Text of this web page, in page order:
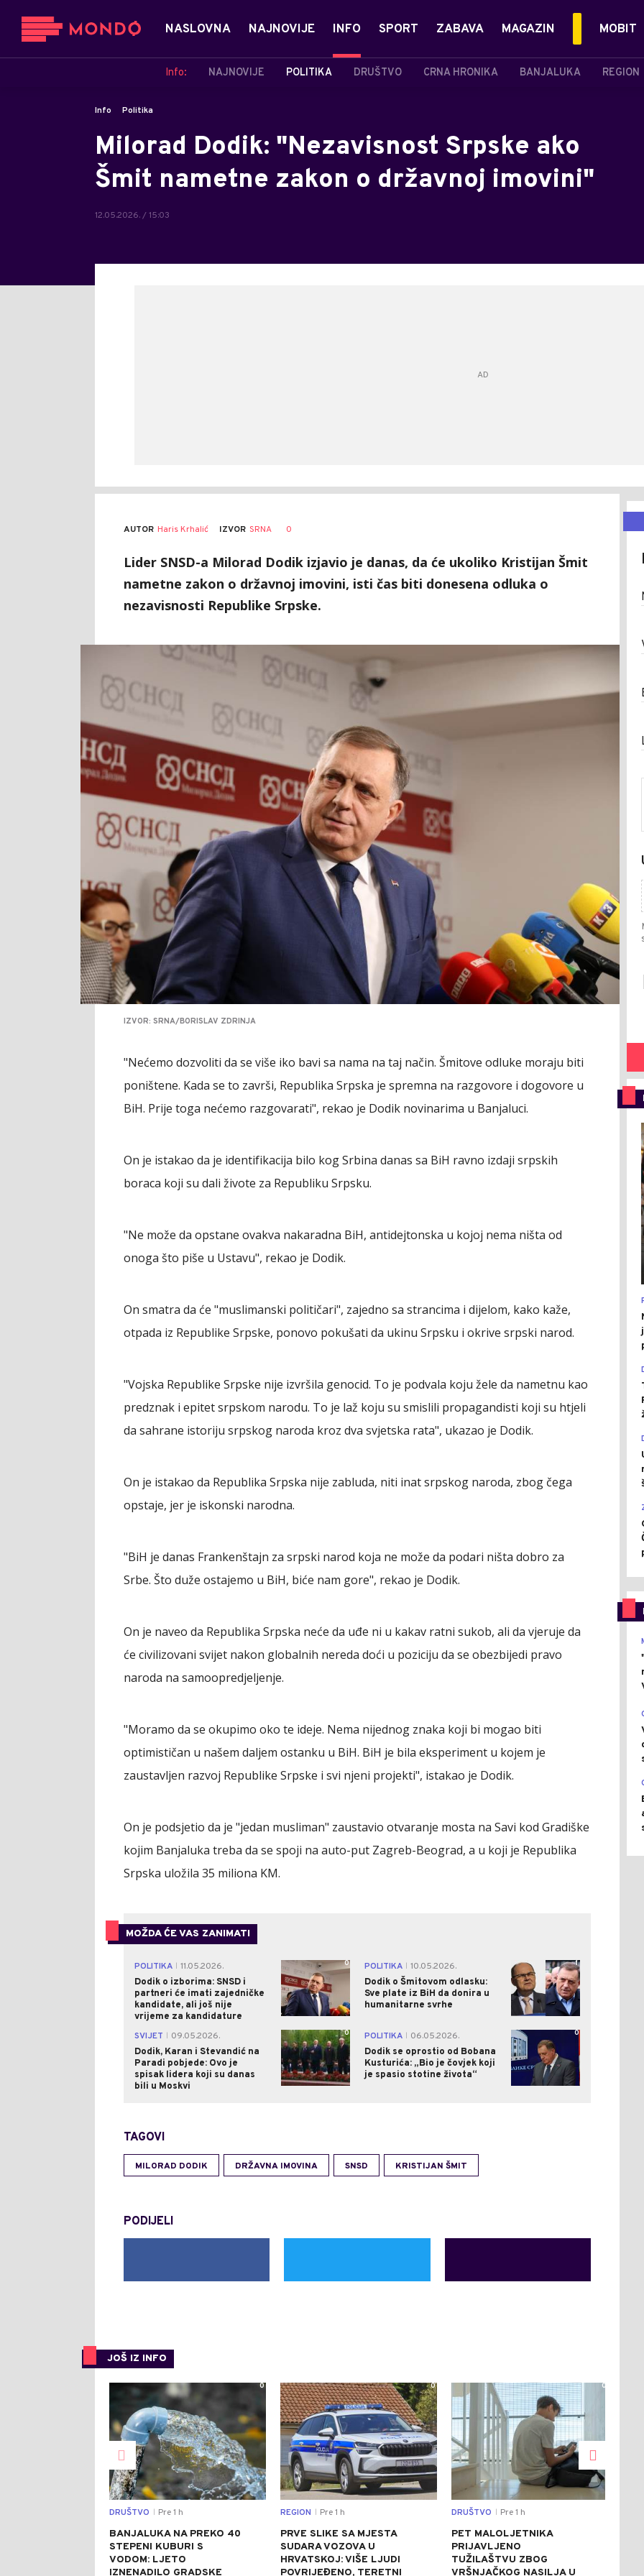
NASLOVNA NAJNOVIJE INFO
Info: NAJNOVIJE POLITIKA DRUŠTVO CRNA HRONIKA BANJALUKA REGION
SPORT ZABAVA MAGAZIN MOBIT
Info Politika
Milorad Dodik: "Nezavisnost Srpske ako
Šmit nametne zakon o državnoj imovini"
12.05.2026. / 15:03
AUTOR Haris Krhalić IZVOR SRNA 0
Lider SNSD-a Milorad Dodik izjavio je danas, da će ukoliko Kristijan Šmit
nametne zakon o državnoj imovini, isti čas biti donesena odluka o
nezavisnosti Republike Srpske.
IZVOR: SRNA/BORISLAV ZDRINJA
"Nećemo dozvoliti da se više iko bavi sa nama na taj način. Šmitove odluke moraju biti
poništene. Kada se to završi, Republika Srpska je spremna na razgovore i dogovore u
BiH. Prije toga nećemo razgovarati", rekao je Dodik novinarima u Banjaluci.
On je istakao da je identifikacija bilo kog Srbina danas sa BiH ravno izdaji srpskih
boraca koji su dali živote za Republiku Srpsku.
"Ne može da opstane ovakva nakaradna BiH, antidejtonska u kojoj nema ništa od
onoga što piše u Ustavu", rekao je Dodik.
On smatra da će "muslimanski političari", zajedno sa strancima i dijelom, kako kaže,
otpada iz Republike Srpske, ponovo pokušati da ukinu Srpsku i okrive srpski narod.
"Vojska Republike Srpske nije izvršila genocid. To je podvala koju žele da nametnu kao
predznak i epitet srpskom narodu. To je laž koju su smislili propagandisti koji su htjeli
da sahrane istoriju srpskog naroda kroz dva svjetska rata", ukazao je Dodik.
On je istakao da Republika Srpska nije zabluda, niti inat srpskog naroda, zbog čega
opstaje, jer je iskonski narodna.
"BiH je danas Frankenštajn za srpski narod koja ne može da podari ništa dobro za
Srbe. Što duže ostajemo u BiH, biće nam gore", rekao je Dodik.
On je naveo da Republika Srpska neće da uđe ni u kakav ratni sukob, ali da vjeruje da
će civilizovani svijet nakon globalnih nereda doći u poziciju da se obezbijedi pravo
naroda na samoopredjeljenje.
"Moramo da se okupimo oko te ideje. Nema nijednog znaka koji bi mogao biti
optimističan u našem daljem ostanku u BiH. BiH je bila eksperiment u kojem je
zaustavljen razvoj Republike Srpske i svi njeni projekti", istakao je Dodik.
On je podsjetio da je "jedan musliman" zaustavio otvaranje mosta na Savi kod Gradiške
kojim Banjaluka treba da se spoji na auto-put Zagreb-Beograd, a u koji je Republika
Srpska uložila 35 miliona KM.
MOŽDA ĆE VAS ZANIMATI
POLITIKA
11.05.2026.
Dodik o izborima: SNSD i
partneri će imati zajedničke
kandidate, ali još nije
vrijeme za kandidature
0 POLITIKA
10.05.2026.
Dodik o Šmitovom odlasku:
Sve plate iz BiH da donira u
humanitarne svrhe
1
SVIJET
09.05.2026.
Dodik, Karan i Stevandić na
Paradi pobjede: Ovo je
spisak lidera koji su danas
bili u Moskvi
0 POLITIKA
06.05.2026.
Dodik se oprostio od Bobana
Kusturića: „Bio je čovjek koji
je spasio stotine života“
0
TAGOVI
MILORAD DODIK DRŽAVNA IMOVINA SNSD KRISTIJAN ŠMIT
PODIJELI
JOŠ IZ INFO
0
DRUŠTVO Pre 1 h
BANJALUKA NA PREKO 40
STEPENI KUBURI S
VODOM: LJETO
IZNENADILO GRADSKE
0
REGION Pre 1 h
PRVE SLIKE SA MJESTA
SUDARA VOZOVA U
HRVATSKOJ: VIŠE LJUDI
POVRIJEĐENO, TERETNI
0
DRUŠTVO Pre 1 h
PET MALOLJETNIKA
PRIJAVLJENO
TUŽILAŠTVU ZBOG
VRŠNJAČKOG NASILJA U